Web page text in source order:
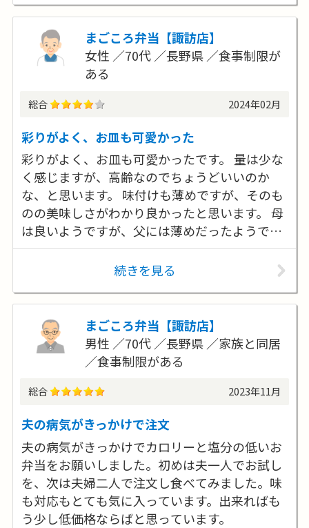
まごころ弁当【諏訪店】
女性
70代 長野県
食事制限が
ある
総合 2024年02月
彩りがよく、お皿も可愛かった
彩りがよく、お皿も可愛かったです。 量は少な
く感じますが、高齢なのでちょうどいいのか
な、と思います。 味付けも薄めですが、そのも
のの美味しさがわかり良かったと思います。 母
は良いようですが、父には薄めだったようです
が。 対応もとても親切だったと言っていまし
た。 また、困ったときはお願いしたいです。
続きを見る
まごころ弁当【諏訪店】
男性
70代 長野県
家族と同居
食事制限がある
総合 2023年11月
夫の病気がきっかけで注文
夫の病気がきっかけでカロリーと塩分の低いお
弁当をお願いしました。初めは夫一人でお試し
を、次は夫婦二人で注文し食べてみました。味
も対応もとても気に入っています。出来ればも
う少し低価格ならばと思っています。